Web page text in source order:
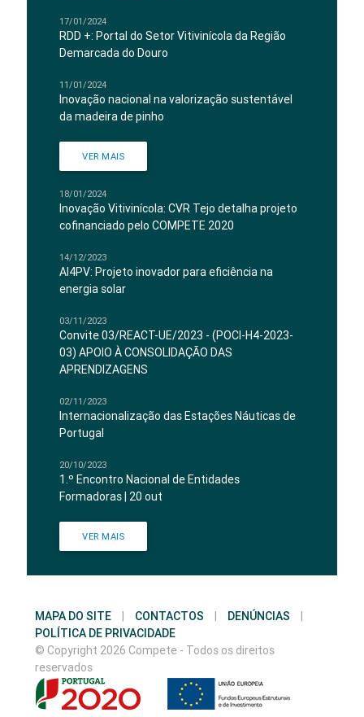
17/01/2024
RDD +: Portal do Setor Vitivinícola da Região
Demarcada do Douro
11/01/2024
Inovação nacional na valorização sustentável
da madeira de pinho
VER MAIS
18/01/2024
Inovação Vitivinícola: CVR Tejo detalha projeto
cofinanciado pelo COMPETE 2020
14/12/2023
AI4PV: Projeto inovador para eficiência na
energia solar
03/11/2023
Convite 03/REACT-UE/2023 - (POCI-H4-2023-
03) APOIO À CONSOLIDAÇÃO DAS
APRENDIZAGENS
02/11/2023
Internacionalização das Estações Náuticas de
Portugal
20/10/2023
1.º Encontro Nacional de Entidades
Formadoras | 20 out
VER MAIS
MAPA DO SITE | CONTACTOS | DENÚNCIAS
|
POLÍTICA DE PRIVACIDADE
© Copyright 2026 Compete - Todos os direitos
reservados